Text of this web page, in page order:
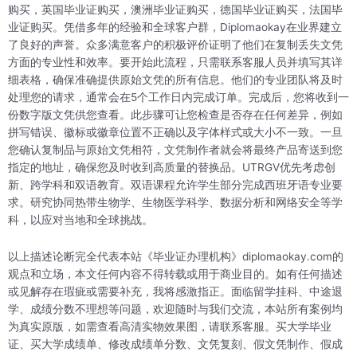
购买，英国毕业证购买，澳洲毕业证购买，德国毕业证购买，法国毕
业证购买。凭借多年的经验和全球客户群，Diplomaokay在业界建立
了良好的声誉。众多满意客户的积极评价证明了他们在复制丢失文凭
方面的专业性和效率。要开始此流程，只需联系客服人员并填写其详
细表格，确保准确提供原始文凭的所有信息。他们的专业团队将及时
处理您的请求，通常会在5个工作日内完成订单。完成后，您将收到一
份数字版文凭供您查看。此步骤可让您检查是否存在任何差异，例如
拼写错误、徽标或徽章位置不正确以及字体样式或大小不一致。一旦
您确认复制品与原始文凭相符，文凭制作者就会将最终产品寄送到您
指定的地址，确保您及时收到高质量的替换品。UTRGV优先考虑创
新、跨学科和双语教育。双语课程允许学生部分完成西班牙语专业要
求。研究协同热带生物学、生物医学科学、数据分析和网络安全等学
科，以应对当地和全球挑战。
以上描述论断完全代表本站《毕业证办理机构》diplomaokay.com的
观点和立场，本文任何内容不得转载或用于商业目的。如有任何描述
或见解存在瑕疵或需要补充，我将感激指正。面临留学挂科、中途退
学、成绩分数不理想等问题，欢迎随时与我们交流，本站所有案例均
为真实原版，如需查看高清实物效果图，请联系客服。买大学毕业
证、买大学成绩单、修改成绩单分数、文凭复刻、假文凭制作、假成